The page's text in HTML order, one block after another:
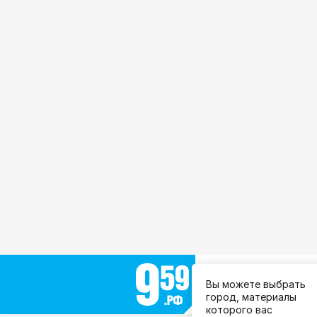
Все города
Вы можете выбрать
город, материалы
которого вас